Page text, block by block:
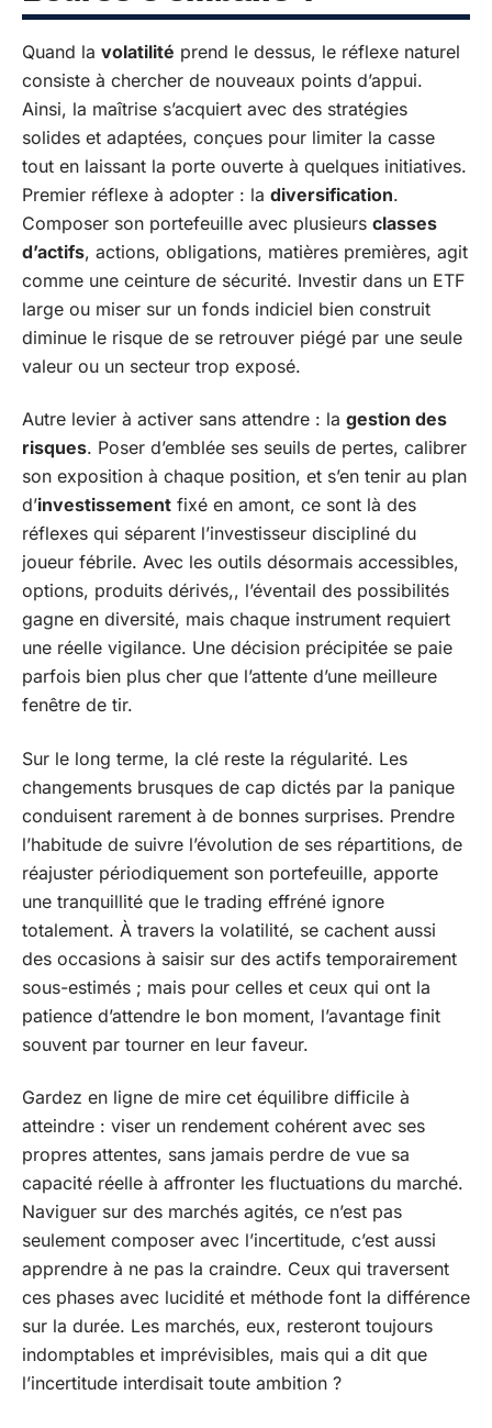
Quand la volatilité prend le dessus, le réflexe naturel
consiste à chercher de nouveaux points d’appui.
Ainsi, la maîtrise s’acquiert avec des stratégies
solides et adaptées, conçues pour limiter la casse
tout en laissant la porte ouverte à quelques initiatives.
Premier réflexe à adopter : la diversification.
Composer son portefeuille avec plusieurs classes
d’actifs, actions, obligations, matières premières, agit
comme une ceinture de sécurité. Investir dans un ETF
large ou miser sur un fonds indiciel bien construit
diminue le risque de se retrouver piégé par une seule
valeur ou un secteur trop exposé.
Autre levier à activer sans attendre : la gestion des
risques. Poser d’emblée ses seuils de pertes, calibrer
son exposition à chaque position, et s’en tenir au plan
d’investissement fixé en amont, ce sont là des
réflexes qui séparent l’investisseur discipliné du
joueur fébrile. Avec les outils désormais accessibles,
options, produits dérivés,, l’éventail des possibilités
gagne en diversité, mais chaque instrument requiert
une réelle vigilance. Une décision précipitée se paie
parfois bien plus cher que l’attente d’une meilleure
fenêtre de tir.
Sur le long terme, la clé reste la régularité. Les
changements brusques de cap dictés par la panique
conduisent rarement à de bonnes surprises. Prendre
l’habitude de suivre l’évolution de ses répartitions, de
réajuster périodiquement son portefeuille, apporte
une tranquillité que le trading effréné ignore
totalement. À travers la volatilité, se cachent aussi
des occasions à saisir sur des actifs temporairement
sous-estimés ; mais pour celles et ceux qui ont la
patience d’attendre le bon moment, l’avantage finit
souvent par tourner en leur faveur.
Gardez en ligne de mire cet équilibre difficile à
atteindre : viser un rendement cohérent avec ses
propres attentes, sans jamais perdre de vue sa
capacité réelle à affronter les fluctuations du marché.
Naviguer sur des marchés agités, ce n’est pas
seulement composer avec l’incertitude, c’est aussi
apprendre à ne pas la craindre. Ceux qui traversent
ces phases avec lucidité et méthode font la différence
sur la durée. Les marchés, eux, resteront toujours
indomptables et imprévisibles, mais qui a dit que
l’incertitude interdisait toute ambition ?